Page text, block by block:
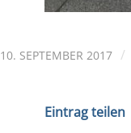
10. SEPTEMBER 2017 /
Eintrag teilen